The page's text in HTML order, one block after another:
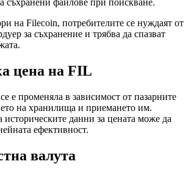
на Filecoin, потребителите се нуждаят от
за съхранение и трябва да спазват
цена на FIL
е променяла в зависимост от пазарните
на хранилища и приемането им.
историческите данни за цената може да
ефективност.
валута